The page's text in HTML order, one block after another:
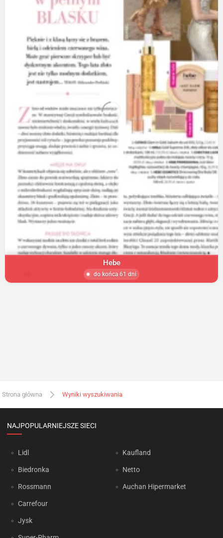
Hebe
do końca 61 dni
Strona główna Wyniki wyszukiwania
NAJPOPULARNIEJSZE SIECI
Lidl
Biedronka
Rossmann
Carrefour
Jysk
Kaufland
Netto
Auchan Hipermarket